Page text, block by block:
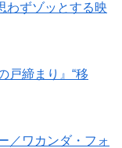
わずゾッとする映
戸締まり』“移
／ワカンダ・フォ